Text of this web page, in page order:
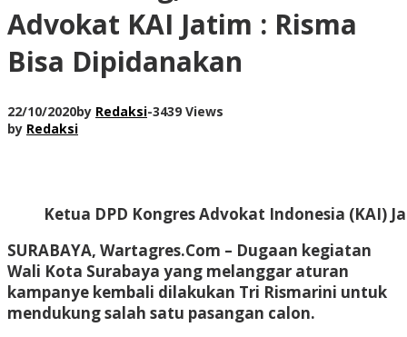
Advokat KAI Jatim : Risma
Bisa Dipidanakan
22/10/2020by Redaksi-3439 Views
by Redaksi
Ketua DPD Kongres Advokat Indonesia (KAI)
SURABAYA, Wartagres.Com – Dugaan kegiatan
Wali Kota Surabaya yang melanggar aturan
kampanye kembali dilakukan Tri Rismarini untuk
mendukung salah satu pasangan calon.